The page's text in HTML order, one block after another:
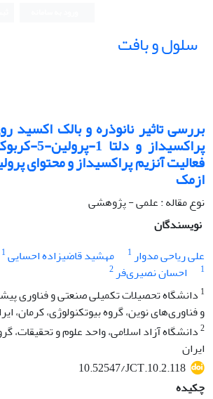
سلول و بافت
بررسی تاثیر نانوذره و بالک اکسید
پراکسیداز و
ازمک
نوع مقاله : علمی - پژوهشی
نویسندگان
علی ریاحی مدوار1 مهشید قاضی‫زاده احسایی 1
1 احسان نصیری‌فر2
1 دانشگاه تحصیلات تکمیلی صنعتی و فناوری
و فناوری‌های نوین، گروه بیوتکنولوژی، کرمان،
2دانشگاه آزاد اسلامی، واحد علوم و تحقیقات،
ایران
10.52547/JCT.10.2.118
چکیده